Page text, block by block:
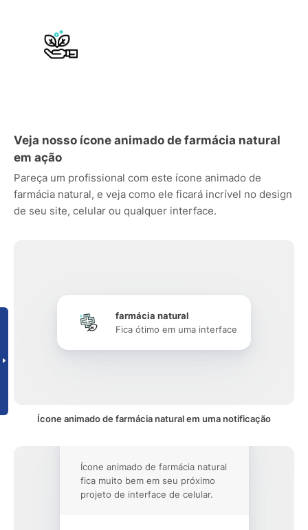
Veja nosso ícone animado de farmácia natural
em ação
Pareça um profissional com este ícone animado de
farmácia natural, e veja como ele ficará incrível no design
de seu site, celular ou qualquer interface.
farmácia natural
Fica ótimo em uma interface
Ícone animado de farmácia natural em uma notificação
Ícone animado de farmácia natural
fica muito bem em seu próximo
projeto de interface de celular.